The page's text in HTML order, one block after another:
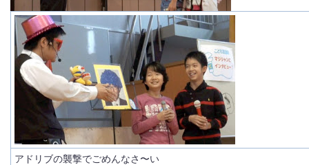
アドリブの襲撃でごめんなさ〜い